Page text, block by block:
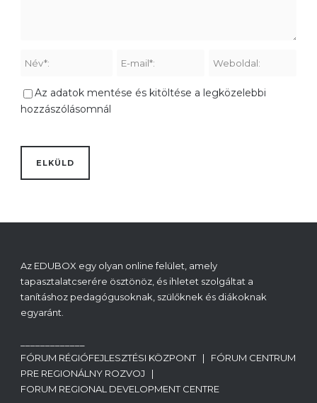
Az adatok mentése és kitöltése a legközelebbi
hozzászólásomnál
Az EDUBOX egy olyan online felület, amely
tapasztalatcserére ösztönöz, és ihletet szolgáltat a
tanításhoz pedagógusoknak, szülőknek és diákoknak
egyaránt.
FÓRUM RÉGIÓFEJLESZTÉSI KÖZPONT | FÓRUM CENTRUM
PRE REGIONÁLNY ROZVOJ |
FORUM REGIONAL DEVELOPMENT CENTRE